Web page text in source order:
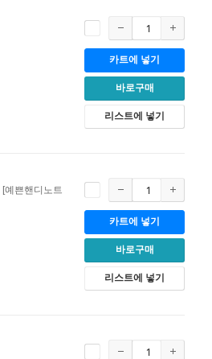
카트에 넣기
바로구매
리스트에 넣기
[예쁜핸디노트
카트에 넣기
바로구매
리스트에 넣기